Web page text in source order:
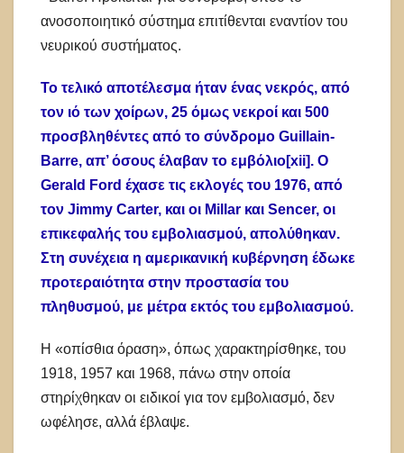
ανοσοποιητικό σύστημα επιτίθενται εναντίον του
νευρικού συστήματος.
Το τελικό αποτέλεσμα ήταν ένας νεκρός, από
τον ιό των χοίρων, 25 όμως νεκροί και 500
προσβληθέντες από το σύνδρομο Guillain-
Barre, απ’ όσους έλαβαν το εμβόλιο[xii]. Ο
Gerald Ford έχασε τις εκλογές του 1976, από
τον Jimmy Carter, και οι Millar και Sencer, οι
επικεφαλής του εμβολιασμού, απολύθηκαν.
Στη συνέχεια η αμερικανική κυβέρνηση έδωκε
προτεραιότητα στην προστασία του
πληθυσμού, με μέτρα εκτός του εμβολιασμού.
Η «οπίσθια όραση», όπως χαρακτηρίσθηκε, του
1918, 1957 και 1968, πάνω στην οποία
στηρίχθηκαν οι ειδικοί για τον εμβολιασμό, δεν
ωφέλησε, αλλά έβλαψε.